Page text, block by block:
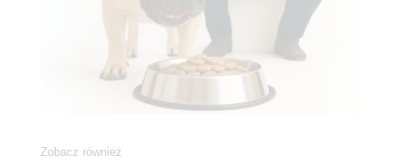
Zobacz również